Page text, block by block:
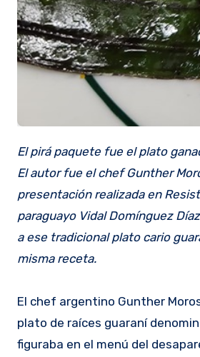
El pirá paquete fue el plato
El autor fue el chef Gunther
presentación realizada en
paraguayo Vidal Domínguez
a ese tradicional plato cario
misma receta.
El chef argentino Gunther
plato de raíces guaraní
figuraba en el menú del